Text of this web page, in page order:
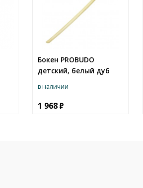
Бокен PROBUDO
детский, белый дуб
в наличии
1 968